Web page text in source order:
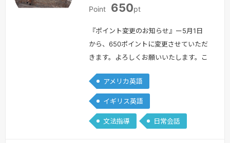
本
ス
Point 650pt
『ポイント変更のお知らせ』ー5月1日
から、650ポイントに変更させていただ
きます。よろしくお願いいたします。こ
Bainesと言います。皆さんに英語学習
を楽しんでもらえるように、授業をして
いきたいと思っています。日本の高校で
は、英語教師として、英検４級から２級
アメリカ英語
イギリス英語
文法指導 日常会話